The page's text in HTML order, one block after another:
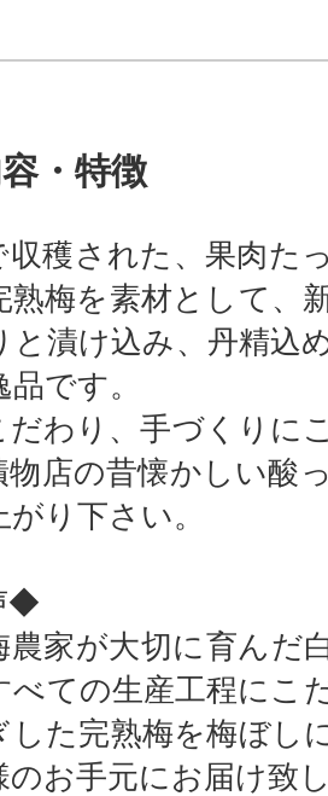
・特徴
収穫された、果肉た
熟梅を素材として、
と漬け込み、丹精込
です。
だわり、手づくりに
物店の昔懐かしい酸
り下さい。
◆
農家が大切に育んだ
べての生産工程にこ
した完熟梅を梅ぼし
のお手元にお届け致